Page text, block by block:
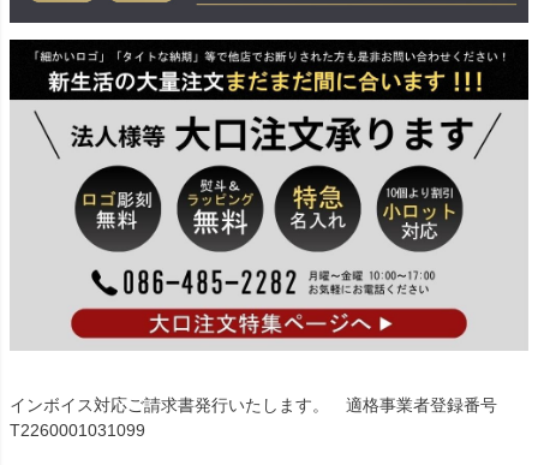
インボイス対応ご請求書発行いたします。 適格事業者登録番号
T2260001031099